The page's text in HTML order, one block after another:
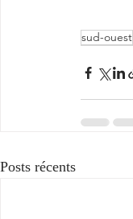
sud-ouest
Posts récents